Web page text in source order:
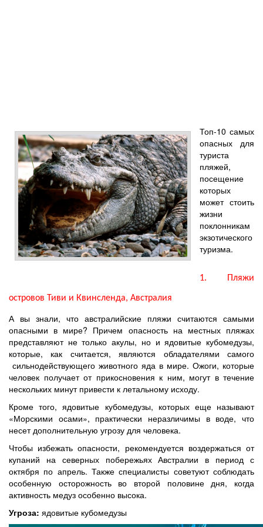
Топ-10 самых
опасных для
туриста
пляжей,
посещение
которых
может стоить
жизни
поклонникам
экзотического
туризма.
1. Пляжи
островов Тиви и Квинсленда, Австралия
А вы знали, что австралийские пляжи считаются самыми
опасными в мире? Причем опасность на местных пляжах
представляют не только акулы, но и ядовитые кубомедузы,
которые, как считается, являются обладателями самого
сильнодействующего животного яда в мире. Ожоги, которые
человек получает от прикосновения к ним, могут в течение
нескольких минут привести к летальному исходу.
Кроме того, ядовитые кубомедузы, которых еще называют
«Морскими осами», практически неразличимы в воде, что
несет дополнительную угрозу для человека.
Чтобы избежать опасности, рекомендуется воздержаться от
купаний на северных побережьях Австралии в период с
октября по апрель. Также специалисты советуют соблюдать
особенную осторожность во второй половине дня, когда
активность медуз особенно высока.
Угроза: ядовитые кубомедузы